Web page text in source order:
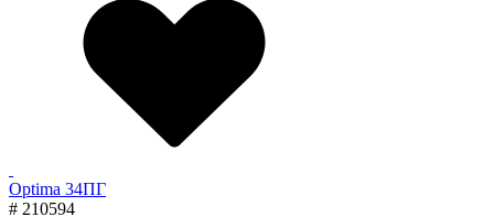
Optima 34ПГ
# 210594